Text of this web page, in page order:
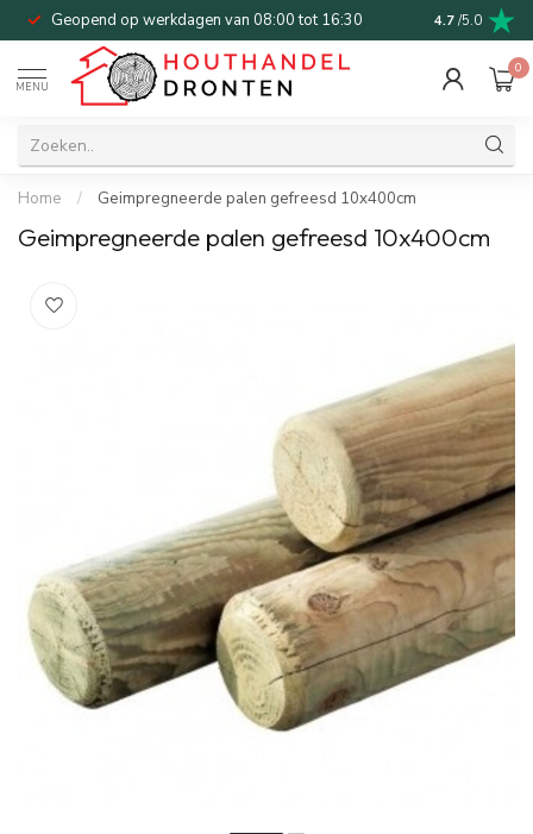
Geopend op werkdagen van 08:00 tot 16:30 Bel of mail
4.7 /5.0
MENU
0
Home / Geimpregneerde palen gefreesd 10x400cm
Geimpregneerde palen gefreesd 10x400cm